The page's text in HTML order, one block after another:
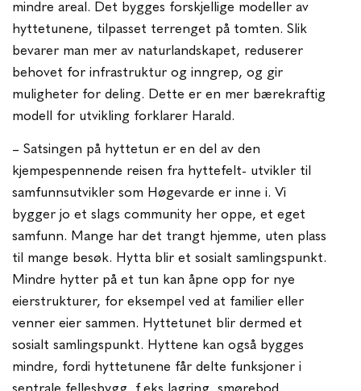
mindre areal. Det bygges forskjellige modeller av
hyttetunene, tilpasset terrenget på tomten. Slik
bevarer man mer av naturlandskapet, reduserer
behovet for infrastruktur og inngrep, og gir
muligheter for deling. Dette er en mer bærekraftig
modell for utvikling forklarer Harald.
– Satsingen på hyttetun er en del av den
kjempespennende reisen fra hyttefelt- utvikler til
samfunnsutvikler som Høgevarde er inne i. Vi
bygger jo et slags community her oppe, et eget
samfunn. Mange har det trangt hjemme, uten plass
til mange besøk. Hytta blir et sosialt samlingspunkt.
Mindre hytter på et tun kan åpne opp for nye
eierstrukturer, for eksempel ved at familier eller
venner eier sammen. Hyttetunet blir dermed et
sosialt samlingspunkt. Hyttene kan også bygges
mindre, fordi hyttetunene får delte funksjoner i